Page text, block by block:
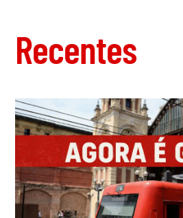
eterna”?
Recentes